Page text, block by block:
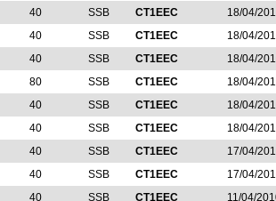
40 SSB CT1EEC
18/04/
40 SSB CT1EEC
18/04/
40 SSB CT1EEC
18/04/
80 SSB CT1EEC
18/04/
40 SSB CT1EEC
18/04/
40 SSB CT1EEC
18/04/
40 SSB CT1EEC
17/04/
40 SSB CT1EEC
17/04/
40 SSB CT1EEC 11/04/